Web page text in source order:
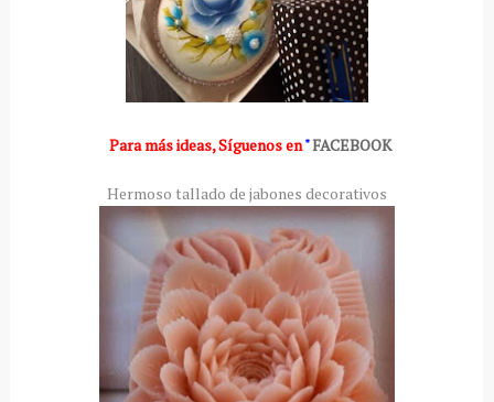
Para más ideas,Síguenos en"FACEBOOK
Hermoso tallado de jabones decorativos